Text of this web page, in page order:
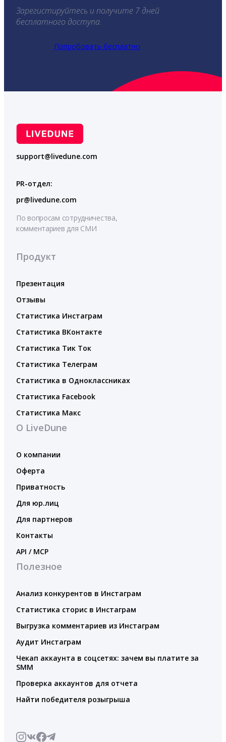
Зарегистируйтесь и получите 7 дней
бесплатного доступа.
Попробовать бесплатно
support@livedune.com
PR-отдел:
pr@livedune.com
По вопросам сотрудничества,
комментариев для СМИ
Продукт
Презентация
Отзывы
Статистика Инстаграм
Статистика ВКонтакте
Статистика Тик Ток
Статистика Телеграм
Статистика в Одноклассниках
Статистика Facebook
Статистика Макс
О LiveDune
О компании
Оферта
Приватность
Для юр.лиц
Для партнеров
Контакты
API / MCP
Полезное
Анализ конкурентов в Инстаграм
Статистика сторис в Инстаграм
Выгрузка комментариев из Инстаграм
Аудит Инстаграм
Чекап аккаунта в соцсетях: зачем вы платите за
SMM
Проверка аккаунтов для отчета
Найти победителя розыгрыша